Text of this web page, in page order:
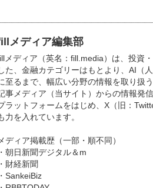
メディア編集部
メディア（英名：fill.media）は、投資
た、金融カテゴリーはもとより、AI（
至るまで、幅広い分野の情報を取り扱
事メディア（当サイト）からの情報発
ラットフォームをはじめ、X（旧：
力を入れています。
メディア掲載歴（一部・順不同）
・朝日新聞デジタル＆m
・財経新聞
・SankeiBiz